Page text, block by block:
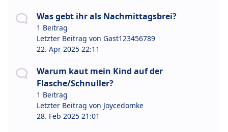
Was gebt ihr als Nachmittagsbrei?
1 Beitrag
Letzter Beitrag von Gast123456789
22. Apr 2025 22:11
Warum kaut mein Kind auf der
Flasche/Schnuller?
1 Beitrag
Letzter Beitrag von Joycedomke
28. Feb 2025 21:01